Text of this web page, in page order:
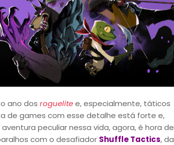
ano dos roguelitee, especialmente, táticos
de games com esse detalhe está forte e,
peculiar nessa vida, agora, é hora de
com o desafiador Shuffle Tactics, da